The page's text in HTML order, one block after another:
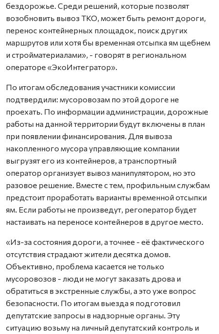
бездорожье. Среди решений, которые позволят
возобновить вывоз ТКО, может быть ремонт дороги,
перенос контейнерных площадок, поиск других
маршрутов или хотя бы временная отсыпка ям щебнем
и стройматериалами», - говорят в региональном
операторе «ЭкоИнтегратор».
По итогам обследования участники комиссии
подтвердили: мусоровозам по этой дороге не
проехать. По информации администрации, дорожные
работы на данной территории будут включены в план
при появлении финансирования. Для вывоза
накопленного мусора управляющие компании
выгрузят его из контейнеров, а транспортный
оператор организует вывоз манипулятором, но это
разовое решение. Вместе с тем, профильным службам
предстоит проработать варианты временной отсыпки
ям. Если работы не произведут, регоператор будет
настаивать на переносе контейнеров в другое место.
«Из-за состояния дороги, а точнее - её фактического
отсутствия страдают жители десятка домов.
Объективно, проблема касается не только
мусоровозов - люди не могут заказать дрова и
обратиться в экстренные службы, а это уже вопрос
безопасности. По итогам выезда я подготовил
депутатские запросы в надзорные органы. Эту
ситуацию возьму на личный депутатский контроль и